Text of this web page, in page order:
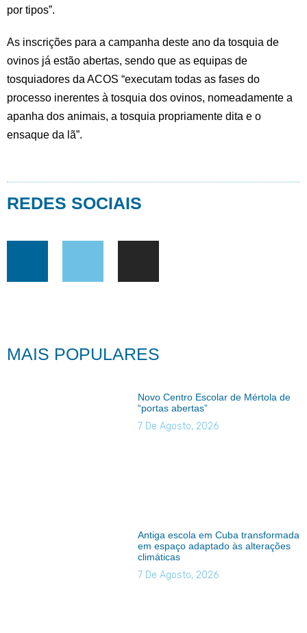
por tipos”.
As inscrições para a campanha deste ano da tosquia de
ovinos já estão abertas, sendo que as equipas de
tosquiadores da ACOS “executam todas as fases do
processo inerentes à tosquia dos ovinos, nomeadamente a
apanha dos animais, a tosquia propriamente dita e o
ensaque da lã”.
REDES SOCIAIS
MAIS POPULARES
Novo Centro Escolar de Mértola de
“portas abertas”
7 De Agosto, 2026
Antiga escola em Cuba transformada
em espaço adaptado às alterações
climáticas
7 De Agosto, 2026